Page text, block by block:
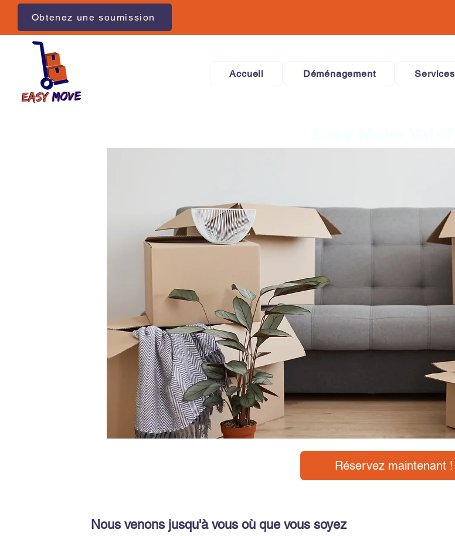
Obtenez une soumission
Accueil Déménagement Services
Réservez maintenant !
Nous venons jusqu'à vous où que vous soyez